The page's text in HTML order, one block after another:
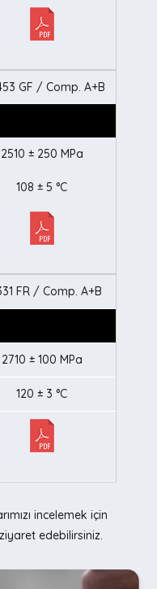
GF / Comp. A+B
2510 ± 250 MPa
108 ± 5 °C
FR / Comp. A+B
2710 ± 100 MPa
120 ± 3 °C
incelemek için
ziyaret edebilirsiniz.